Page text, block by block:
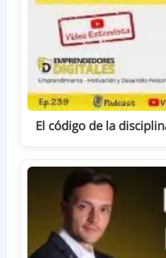
El código de la